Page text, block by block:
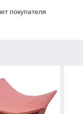
покупателя